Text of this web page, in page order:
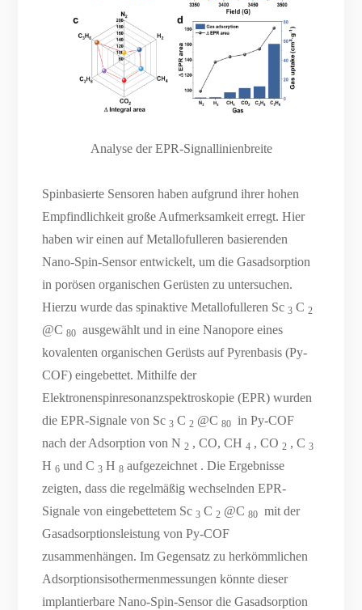
Analyse der EPR-Signallinienbreite
Spinbasierte Sensoren haben aufgrund ihrer hohen
Empfindlichkeit große Aufmerksamkeit erregt. Hier
haben wir einen auf Metallofulleren basierenden
Nano-Spin-Sensor entwickelt, um die Gasadsorption
in porösen organischen Gerüsten zu untersuchen.
Hierzu wurde das spinaktive Metallofulleren Sc3 C2
@C80 ausgewählt und in eine Nanopore eines
kovalenten organischen Gerüsts auf Pyrenbasis (Py-
COF) eingebettet. Mithilfe der
Elektronenspinresonanzspektroskopie (EPR) wurden
die EPR-Signale von Sc3 C2 @C80 in Py-COF
nach der Adsorption von N2 , CO, CH 4 , CO2 , C3
H6 und C3 H8 aufgezeichnet . Die Ergebnisse
zeigten, dass die regelmäßig wechselnden EPR-
Signale von eingebettetem Sc3 C2 @C80 mit der
Gasadsorptionsleistung von Py-COF
zusammenhängen. Im Gegensatz zu herkömmlichen
Adsorptionsisothermenmessungen könnte dieser
implantierbare Nano-Spin-Sensor die Gasadsorption